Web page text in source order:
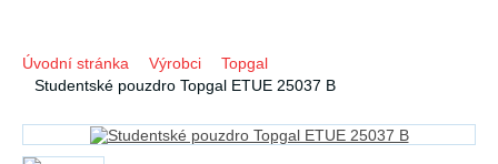
Úvodní stránka Výrobci
Topgal
Studentské pouzdro Topgal ETUE 25037 B